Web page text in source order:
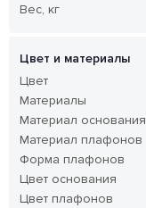
Вес, кг
Цвет и материалы
Цвет
Материалы
Материал основания
Материал плафонов
Форма плафонов
Цвет основания
Цвет плафонов